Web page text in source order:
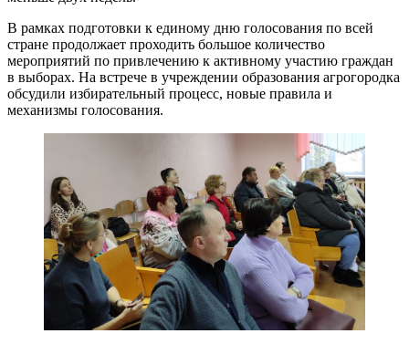
В рамках подготовки к единому дню голосования по всей
стране продолжает проходить большое количество
мероприятий по привлечению к активному участию граждан
в выборах. На встрече в учреждении образования агрогородка
обсудили избирательный процесс, новые правила и
механизмы голосования.